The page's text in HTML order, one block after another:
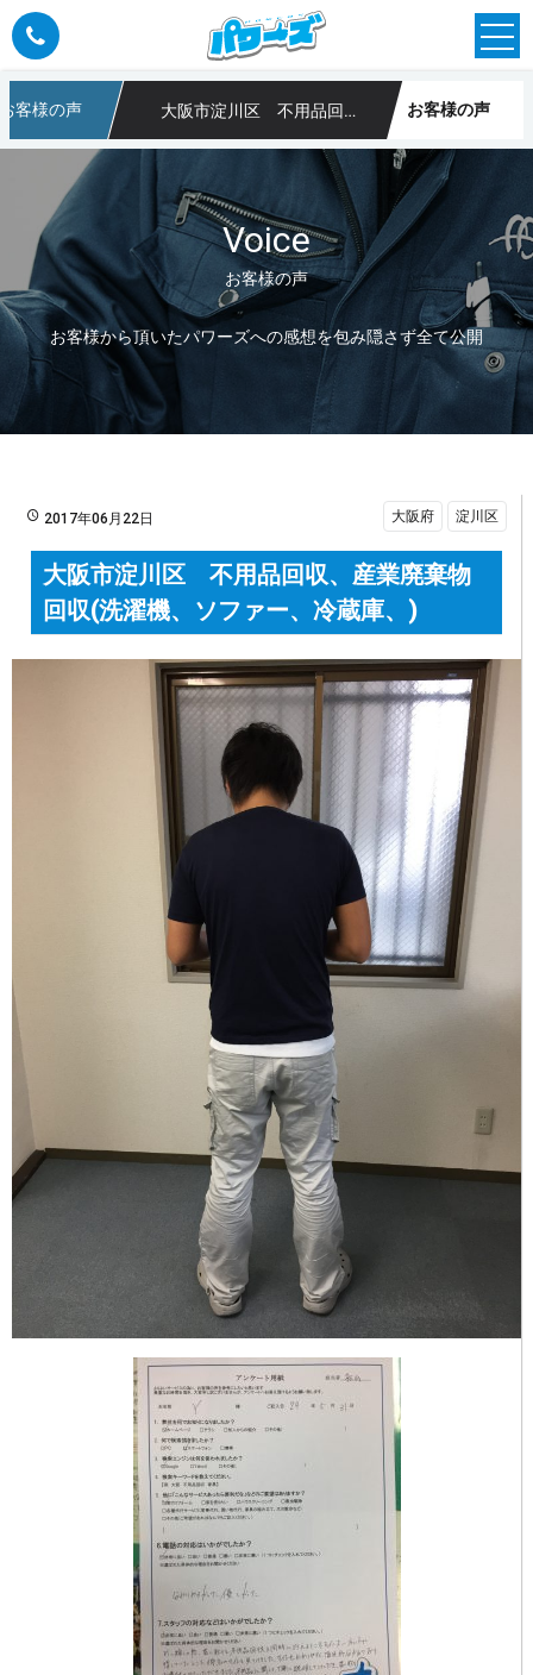
用品回収なら大阪のパワーズ
客様の声 大阪市淀川区 不用品回収、産業廃棄物回収(洗濯機、ソファー、冷蔵庫、) お客様の声
Voice
お客様の声
お客様から頂いたパワーズへの感想を包み隠さず全て公開
2017年06月22日 大阪府 淀川区
大阪市淀川区 不用品回収、産業廃棄物
回収(洗濯機、ソファー、冷蔵庫、)